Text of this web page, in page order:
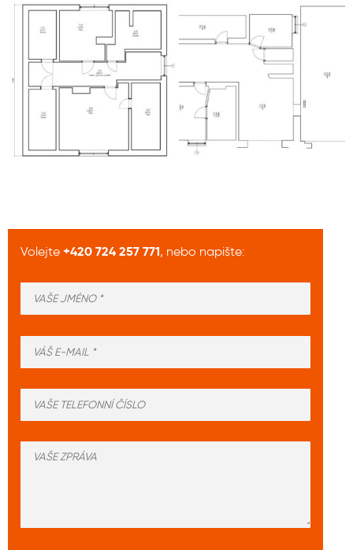
Volejte +420 724 257 771, nebo napište: